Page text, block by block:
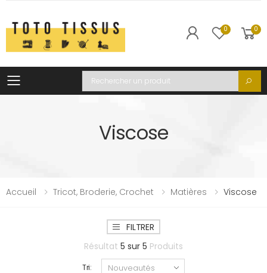
0 0
Toggle mobile menu
Recherche
Viscose
Accueil Tricot, Broderie, Crochet Matières Viscose
FILTRER
Résultat 5 sur 5 Produits
Tri: